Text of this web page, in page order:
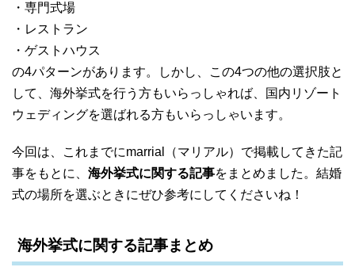
・専門式場
・レストラン
・ゲストハウス
の4パターンがあります。しかし、この4つの他の選択肢と
して、海外挙式を行う方もいらっしゃれば、国内リゾート
ウェディングを選ばれる方もいらっしゃいます。
今回は、これまでにmarrial（マリアル）で掲載してきた記
事をもとに、 海外挙式に関する記事をまとめました。結婚
式の場所を選ぶときにぜひ参考にしてくださいね！
海外挙式に関する記事まとめ